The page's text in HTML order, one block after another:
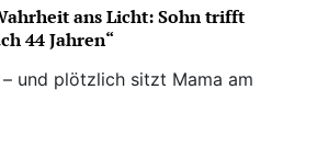
ans Licht: Sohn trifft
44 Jahren“
und plötzlich sitzt Mama am